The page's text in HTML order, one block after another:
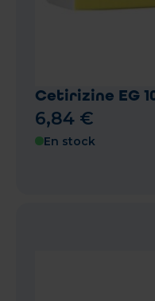
Cetirizine EG
6,84 €
En stock